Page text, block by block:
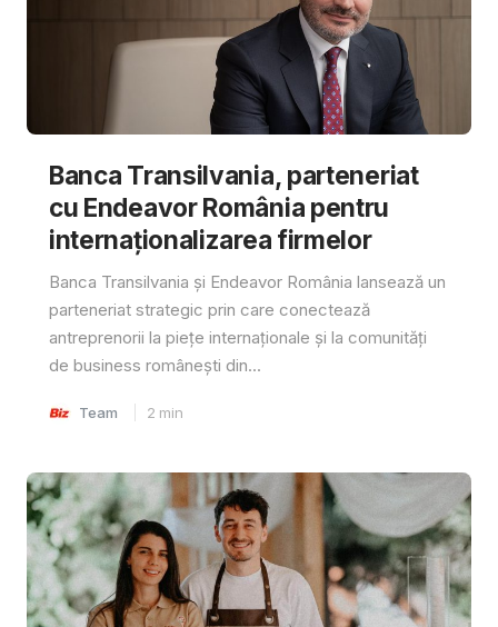
Banca Transilvania, parteneriat
cu Endeavor România pentru
internaționalizarea firmelor
Banca Transilvania și Endeavor România lansează un
parteneriat strategic prin care conectează
antreprenorii la piețe internaționale și la comunități
de business românești din...
Team 2 min